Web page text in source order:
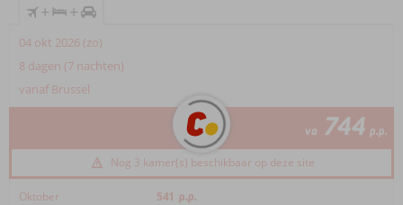
+ +
04 okt 2026 (zo)
8 dagen (7 nachten)
vanaf Brussel
va 744 p.p.
Nog 3 kamer(s) beschikbaar op deze site
Oktober 541 p.p.